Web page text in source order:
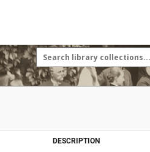
DESCRIPTION